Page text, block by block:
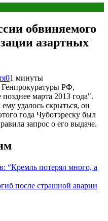
обвиняемого
азартных
01 минуты
РФ,
марта 2013 года".
удалось скрыться, он
года Чуботэреску был
запрос о его выдаче.
“Кремль потерял много, а
после страшной аварии